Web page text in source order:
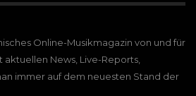
Online-Musikmagazin von und für
aktuellen News, Live-Reports,
immer auf dem neuesten Stand der